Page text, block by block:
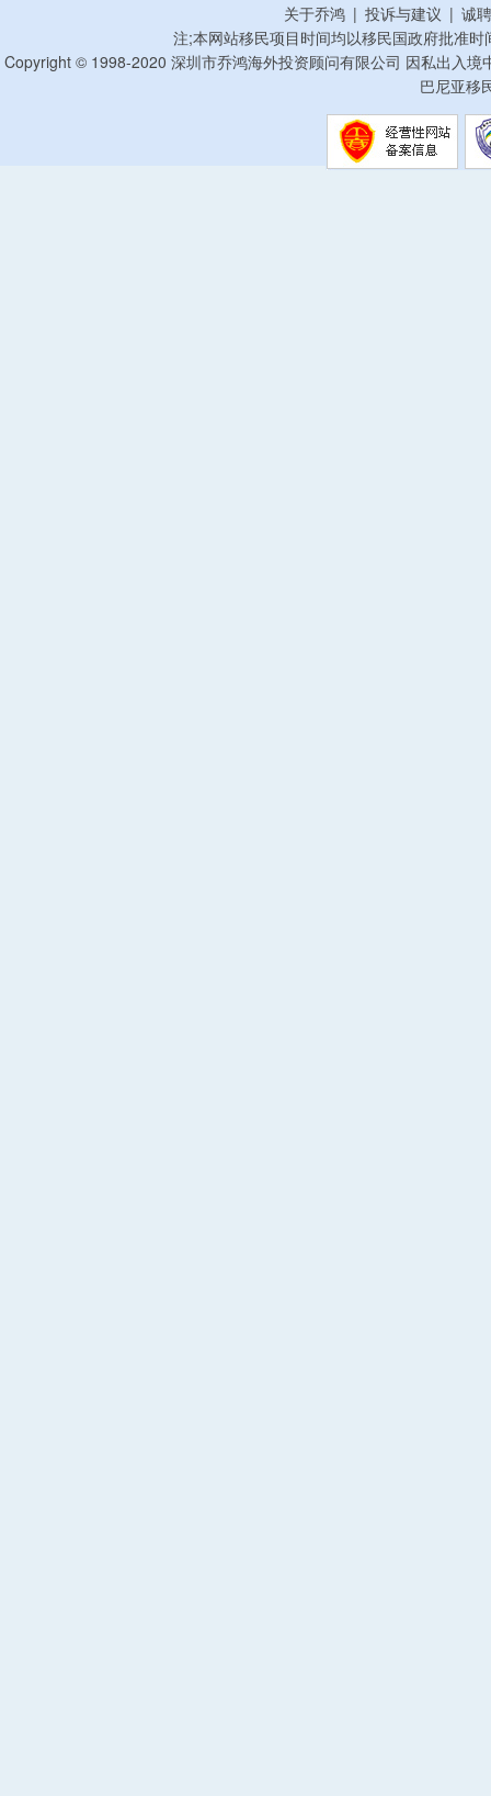
关于乔鸿 | 投诉与建议 | 诚
注;本网站移民项目时间均以移民国政府批准
Copyright © 1998-2020 深圳市乔鸿海外投资顾问有限公司 因私出入
巴尼亚移